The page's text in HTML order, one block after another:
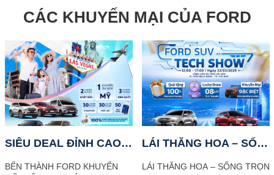
CÁC KHUYẾN MẠI CỦA FORD
SIÊU DEAL ĐỈNH CAO THÁNG 03 – CƠ HỘI TRÚNG TOUR DU LỊCH MỸ
BẾN THÀNH FORD KHUYẾN
LÁI THĂNG HOA – SỐNG TRỌN VẸN tại FORD SUV TECH SHOW
LÁI THĂNG HOA – SỐNG TRỌN